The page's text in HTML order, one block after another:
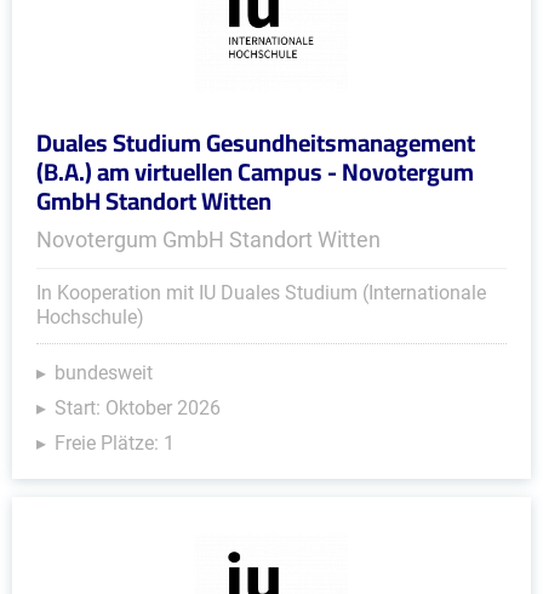
Duales Studium Gesundheitsmanagement
(B.A.) am virtuellen Campus - Novotergum
GmbH Standort Witten
Novotergum GmbH Standort Witten
In Kooperation mit IU Duales Studium (Internationale
Hochschule)
bundesweit
Start: Oktober 2026
Freie Plätze: 1